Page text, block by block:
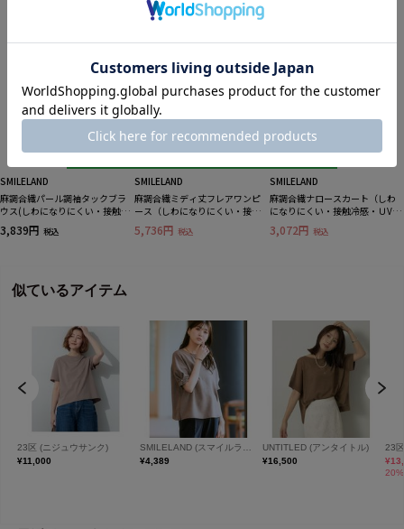
SMILELAND
麻調合繊パール調袖タックブラ
ウス(しわになりにくい・接触冷
感・UVカット・ウォッシャブル)
大きいサイズ
3,839円 税込
5%OFF
SMILELAND
麻調合繊ミディ丈フレアワンピ
ース（しわになりにくい・接触
冷感・UVカット・ウォッシャブ
ル） 大きいサイズ
5,736円 税込
30%OFF
SMILELAND
麻調合繊ナロースカート（しわ
になりにくい・接触冷感・ＵVカ
ット・ウォッシャブル） 大きい
サイズ
3,072円 税込